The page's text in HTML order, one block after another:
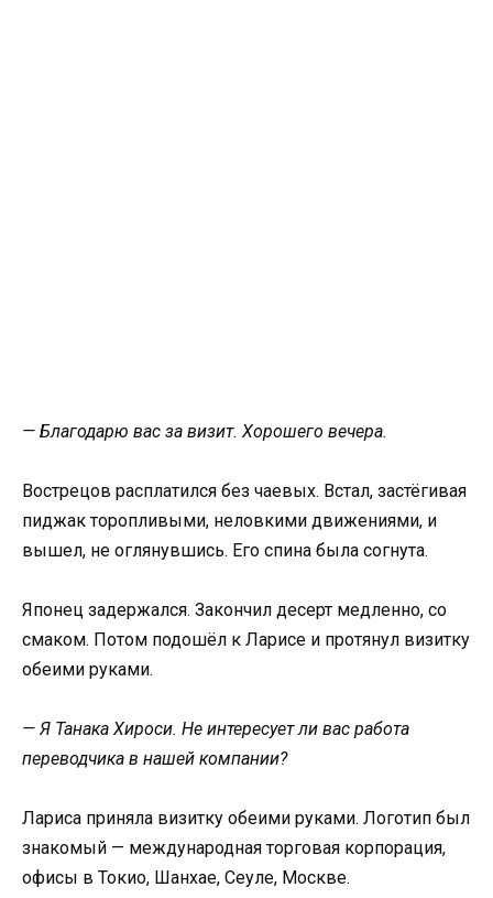
— Благодарю вас за визит. Хорошего вечера.
Вострецов расплатился без чаевых. Встал, застёгивая
пиджак торопливыми, неловкими движениями, и
вышел, не оглянувшись. Его спина была согнута.
Японец задержался. Закончил десерт медленно, со
смаком. Потом подошёл к Ларисе и протянул визитку
обеими руками.
— Я Танака Хироси. Не интересует ли вас работа
переводчика в нашей компании?
Лариса приняла визитку обеими руками. Логотип был
знакомый — международная торговая корпорация,
офисы в Токио, Шанхае, Сеуле, Москве.